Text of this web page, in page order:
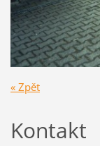
« Zpět
Kontakt